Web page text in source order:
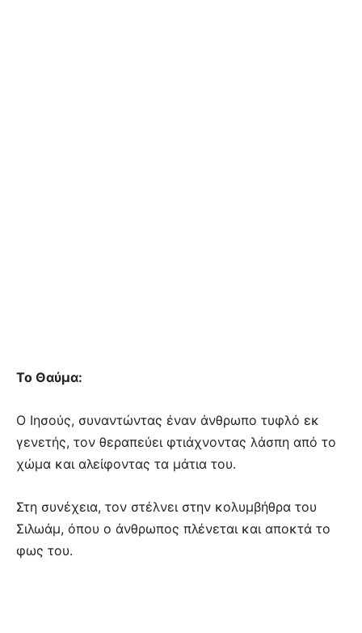
Το Θαύμα:
Ο Ιησούς, συναντώντας έναν άνθρωπο τυφλό εκ
γενετής, τον θεραπεύει φτιάχνοντας λάσπη από το
χώμα και αλείφοντας τα μάτια του.
Στη συνέχεια, τον στέλνει στην κολυμβήθρα του
Σιλωάμ, όπου ο άνθρωπος πλένεται και αποκτά το
φως του.